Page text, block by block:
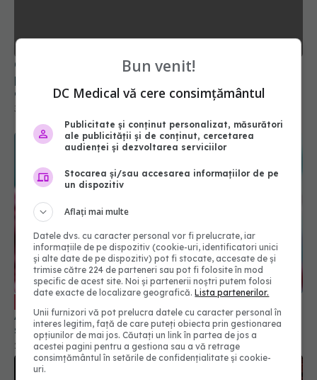
EXCLUSIV COVID, infecție bianuală. Dr. Simin
Aysel Florescu: Vom avea de două ori pe an. În
sezonul rece, concomitent cu gripa
29 aug 2024, 19:13
Bun venit!
DC Medical vă cere consimțământul
Publicitate și conținut personalizat, măsurători
ale publicității și de conținut, cercetarea
audienței și dezvoltarea serviciilor
Stocarea și/sau accesarea informațiilor de pe
un dispozitiv
Aflați mai multe
Datele dvs. cu caracter personal vor fi prelucrate, iar
informațiile de pe dispozitiv (cookie-uri, identificatori unici
și alte date de pe dispozitiv) pot fi stocate, accesate de și
trimise către 224 de parteneri sau pot fi folosite în mod
specific de acest site. Noi și partenerii noștri putem folosi
date exacte de localizare geografică.Lista partenerilor.
Unii furnizori vă pot prelucra datele cu caracter personal în
interes legitim, față de care puteți obiecta prin gestionarea
opțiunilor de mai jos. Căutați un link în partea de jos a
acestei pagini pentru a gestiona sau a vă retrage
consimțământul în setările de confidențialitate și cookie-
uri.